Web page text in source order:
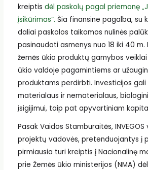
kreiptis dėl paskolų pagal priemonę
įsikūrimas“. Šia finansine pagalba, su
daliai paskolos taikomos nulinės
pasinaudoti asmenys nuo 18 iki 40 m.
žemės ūkio produktų gamybos
ūkio valdoje pagamintiems ar
produktams perdirbti. Investicijos
materialaus ir nematerialaus,
įsigijimui, taip pat apyvartiniam
Pasak Vaidos Stamburaitės,
projektų vadovės, pretenduojantys į
pirmiausia turi kreiptis į Nacionalinę
prie Žemės ūkio ministerijos (NMA)